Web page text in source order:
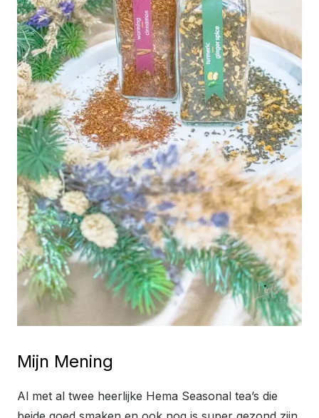
Mijn Mening
Al met al twee heerlijke Hema Seasonal tea’s die